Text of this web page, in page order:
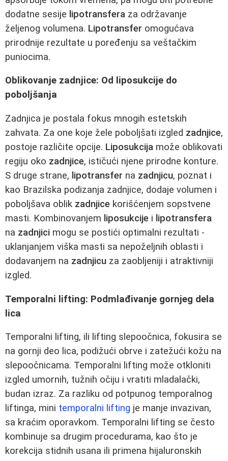
dodatne sesije lipotransfera za održavanje
željenog volumena. Lipotransfer omogućava
prirodnije rezultate u poređenju sa veštačkim
puniocima.
Oblikovanje zadnjice: Od liposukcije do
poboljšanja
Zadnjica je postala fokus mnogih estetskih
zahvata. Za one koje žele poboljšati izgled zadnjice,
postoje različite opcije. Liposukcija može oblikovati
regiju oko zadnjice, ističući njene prirodne konture.
S druge strane, lipotransfer na zadnjicu, poznat i
kao Brazilska podizanja zadnjice, dodaje volumen i
poboljšava oblik zadnjice korišćenjem sopstvene
masti. Kombinovanjem liposukcije i lipotransfera
na zadnjici mogu se postići optimalni rezultati -
uklanjanjem viška masti sa nepoželjnih oblasti i
dodavanjem na zadnjicu za zaobljeniji i atraktivniji
izgled.
Temporalni lifting: Podmlađivanje gornjeg dela
lica
Temporalni lifting, ili lifting slepoočnica, fokusira se
na gornji deo lica, podižući obrve i zatežući kožu na
slepoočnicama. Temporalni lifting može otkloniti
izgled umornih, tužnih očiju i vratiti mladalački,
budan izraz. Za razliku od potpunog temporalnog
liftinga, mini temporalni lifting je manje invazivan,
sa kraćim oporavkom. Temporalni lifting se često
kombinuje sa drugim procedurama, kao što je
korekcija stidnih usana ili primena hijaluronskih